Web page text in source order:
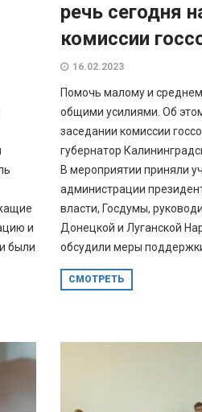
и
были
речь сегодня
комиссии
16.02.2023
Помочь малому и
общими усилиями. Об
заседании комиссии
губернатор
В мероприятии приняли
администрации
власти, Госдумы,
Донецкой и Луганской
обсудили меры
СМОТРЕТЬ